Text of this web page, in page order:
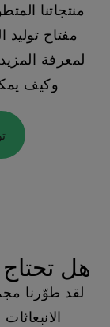
منتجاتنا
مفتاح توليد
لمعرفة
وكيف
هل
لقد طوّرنا